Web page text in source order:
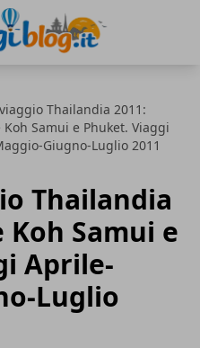
Thailandia 2011:
Koh Samui e Phuket. Viaggi
Giugno-Luglio 2011
Thailandia
Koh Samui e
Aprile-
Luglio